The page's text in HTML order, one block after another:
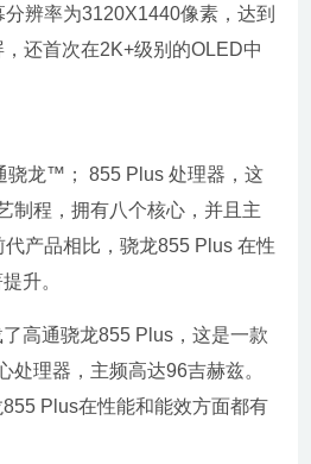
辨率为3120X1440像素，达到
还首次在2K+级别的OLED中
骁龙™； 855 Plus 处理器，这
制程，拥有八个核心，并且主
产品相比，骁龙855 Plus 在性
升。
高通骁龙855 Plus，这是一款
处理器，主频高达96吉赫兹。
Plus在性能和能效方面都有